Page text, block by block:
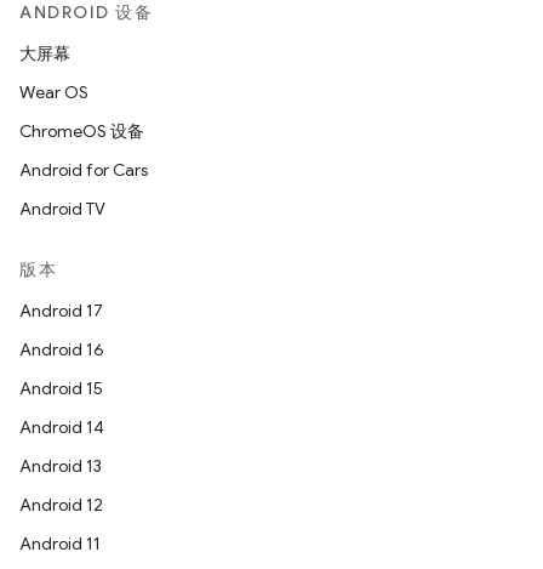
ANDROID 设备
大屏幕
Wear OS
ChromeOS 设备
Android for Cars
Android TV
版本
Android 17
Android 16
Android 15
Android 14
Android 13
Android 12
Android 11